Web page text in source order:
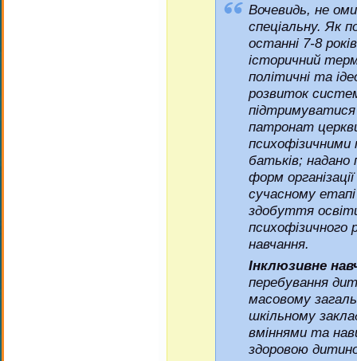
Вочевидь, не
спеціальну. Як
останні 7-8
історичний
політичні та
розвиток
підтримуватися
патронат
батьків; надано
форм
сучасному
здобуття
психофізичного
навчання.
Інклюзивне
перебування
масовому
шкільному
вміннями та
здоровою